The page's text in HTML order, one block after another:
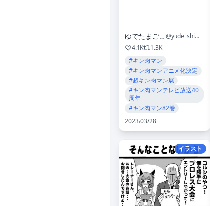
ゆでたまご嶋田
@yude_shimada
4.1K
1.3K
#キン肉マン
#キン肉マンアニメ化決定
#超キン肉マン展
#キン肉マンテレビ放送40
周年
#キン肉マン82巻
2023/03/28
イラスト